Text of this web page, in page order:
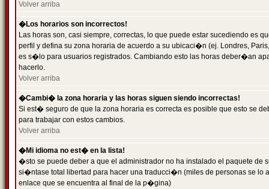
Volver arriba
�Los horarios son incorrectos!
Las horas son, casi siempre, correctas, lo que puede estar sucediendo es
perfil y defina su zona horaria de acuerdo a su ubicaci�n (ej. Londres,
es s�lo para usuarios registrados. Cambiando esto las horas deber�an
hacerlo.
Volver arriba
�Cambi� la zona horaria y las horas siguen siendo incorrectas!
Si est� seguro de que la zona horaria es correcta es posible que esto se
para trabajar con estos cambios.
Volver arriba
�Mi idioma no est� en la lista!
�sto se puede deber a que el administrador no ha instalado el paquete
si�ntase total libertad para hacer una traducci�n (miles de personas se
enlace que se encuentra al final de la p�gina)